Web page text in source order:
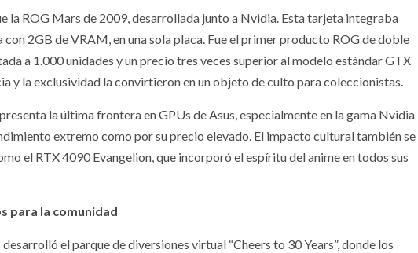
la ROG Mars de 2009, desarrollada junto a Nvidia. Esta tarjeta integraba
2GB de VRAM, en una sola placa. Fue el primer producto ROG de doble
a 1.000 unidades y un precio tres veces superior al modelo estándar GTX
y la exclusividad la convirtieron en un objeto de culto para coleccionistas.
la última frontera en GPUs de Asus, especialmente en la gama Nvidia
extremo como por su precio elevado. El impacto cultural también se
el RTX 4090 Evangelion, que incorporó el espíritu del anime en todos sus
para la comunidad
el parque de diversiones virtual “Cheers to 30 Years”, donde los